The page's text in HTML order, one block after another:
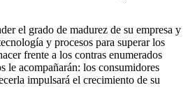
el grado de madurez de su empresa y
y procesos para superar los
frente a los contras enumerados
le acompañarán: los consumidores
impulsará el crecimiento de su